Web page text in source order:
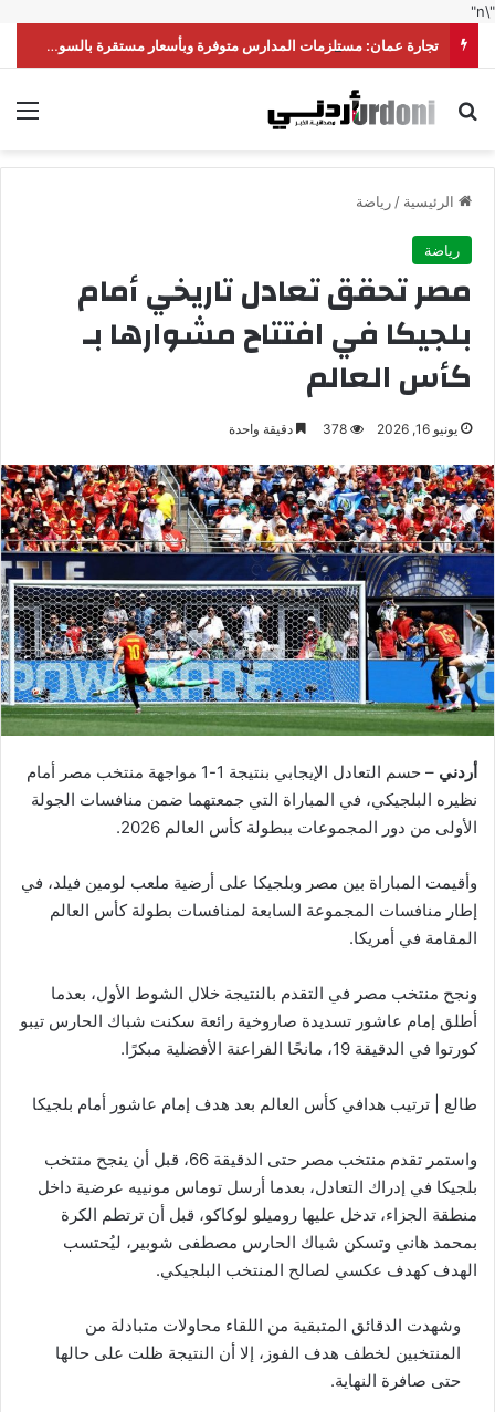
"\n"
تجارة عمان: مستلزمات المدارس متوفرة وبأسعار مستقرة بالسوق المحلية
بحث عن
الرئيسية /رياضة
رياضة
مصر تحقق تعادل تاريخي أمام
بلجيكا في افتتاح مشوارها بـ
كأس العالم
يونيو 16, 2026 378 دقيقة واحدة
أردني
– حسم التعادل الإيجابي بنتيجة 1-1 مواجهة منتخب مصر أمام
نظيره البلجيكي، في المباراة التي جمعتهما ضمن منافسات الجولة
الأولى من دور المجموعات ببطولة كأس العالم 2026.
وأقيمت المباراة بين مصر وبلجيكا على أرضية ملعب لومين فيلد، في
إطار منافسات المجموعة السابعة لمنافسات بطولة كأس العالم
المقامة في أمريكا.
ونجح منتخب مصر في التقدم بالنتيجة خلال الشوط الأول، بعدما
أطلق إمام عاشور تسديدة صاروخية رائعة سكنت شباك الحارس تيبو
كورتوا في الدقيقة 19، مانحًا الفراعنة الأفضلية مبكرًا.
طالع | ترتيب هدافي كأس العالم بعد هدف إمام عاشور أمام بلجيكا
واستمر تقدم منتخب مصر حتى الدقيقة 66، قبل أن ينجح منتخب
بلجيكا في إدراك التعادل، بعدما أرسل توماس مونييه عرضية داخل
منطقة الجزاء، تدخل عليها روميلو لوكاكو، قبل أن ترتطم الكرة
بمحمد هاني وتسكن شباك الحارس مصطفى شوبير، ليُحتسب
الهدف كهدف عكسي لصالح المنتخب البلجيكي.
وشهدت الدقائق المتبقية من اللقاء محاولات متبادلة من
المنتخبين لخطف هدف الفوز، إلا أن النتيجة ظلت على حالها
حتى صافرة النهاية.